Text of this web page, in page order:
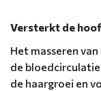
Versterkt de
Het masseren
de
de haargroei en